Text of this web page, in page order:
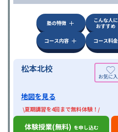
塾の特徴
こんな人に
おすすめ
コース内容
コース料金
松本北校
地図を見る
\夏期講習を4回まで無料体験！/
体験授業(無料) を申し込む